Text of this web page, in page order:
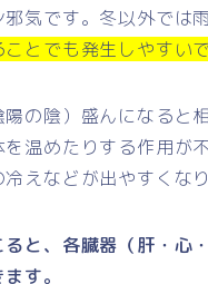
気です。冬以外では
とでも発生しやすいで
の陰）盛んになると
温めたりする作用が
えなどが出やすくなり
と、各臓器（肝・心
す。